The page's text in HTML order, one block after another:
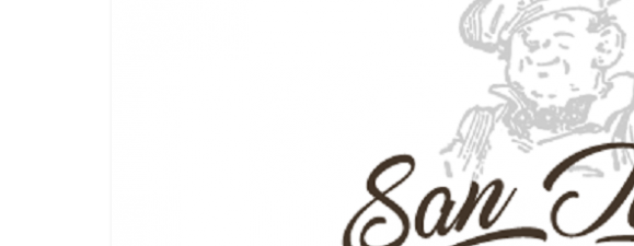
Panadería Artesana Diego
Fernández e hijos
Granada Sabor